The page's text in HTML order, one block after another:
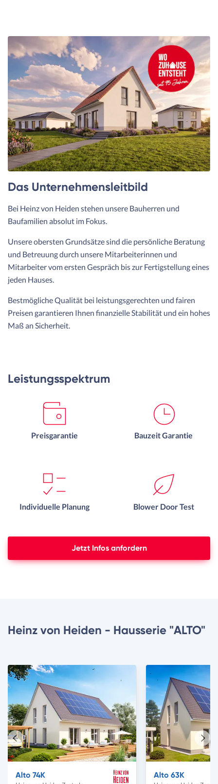
Das Unternehmensleitbild
Bei Heinz von Heiden stehen unsere Bauherren und
Baufamilien absolut im Fokus.
Unsere obersten Grundsätze sind die persönliche Beratung
und Betreuung durch unsere Mitarbeiterinnen und
Mitarbeiter vom ersten Gespräch bis zur Fertigstellung eines
jeden Hauses.
Bestmögliche Qualität bei leistungsgerechten und fairen
Preisen garantieren Ihnen finanzielle Stabilität und ein hohes
Maß an Sicherheit.
Leistungsspektrum
Preisgarantie Bauzeit Garantie
Individuelle Planung Blower Door Test
Jetzt Infos anfordern
Heinz von Heiden - Hausserie "ALTO"
Alto 74K Alto 63K
Vorheriges
Haus
Haus